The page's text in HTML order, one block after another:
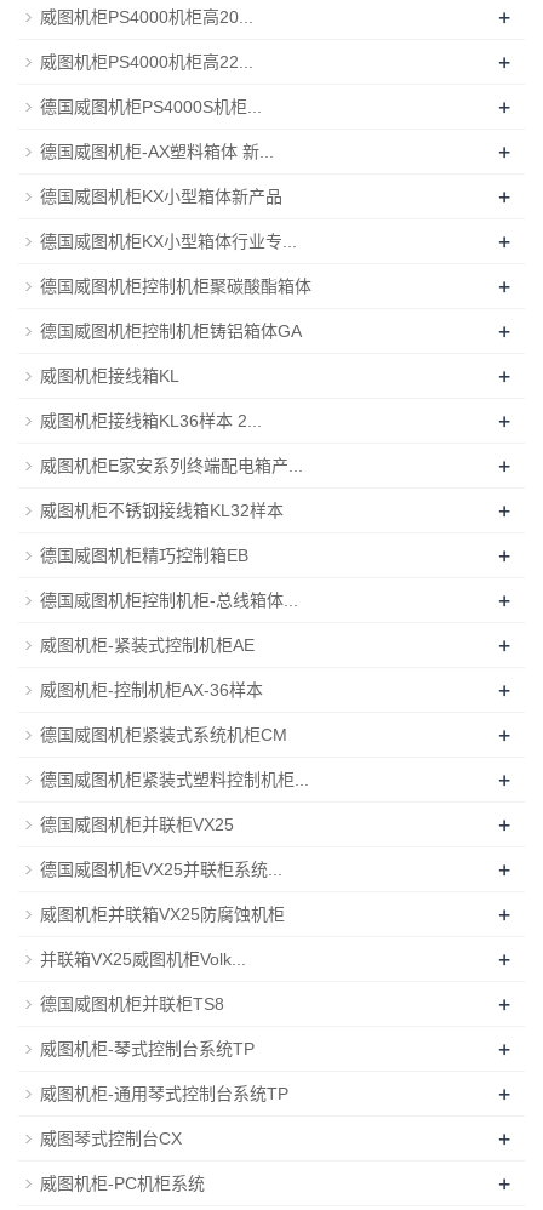
威图机柜PS4000机柜高20... +
威图机柜PS4000机柜高22... +
德国威图机柜PS4000S机柜... +
德国威图机柜-AX塑料箱体 新... +
德国威图机柜KX小型箱体新产品 +
德国威图机柜KX小型箱体行业专... +
德国威图机柜控制机柜聚碳酸酯箱体 +
德国威图机柜控制机柜铸铝箱体GA +
威图机柜接线箱KL +
威图机柜接线箱KL36样本 2... +
威图机柜E家安系列终端配电箱产... +
威图机柜不锈钢接线箱KL32样本 +
德国威图机柜精巧控制箱EB +
德国威图机柜控制机柜-总线箱体... +
威图机柜-紧装式控制机柜AE +
威图机柜-控制机柜AX-36样本 +
德国威图机柜紧装式系统机柜CM +
德国威图机柜紧装式塑料控制机柜... +
德国威图机柜并联柜VX25 +
德国威图机柜VX25并联柜系统... +
威图机柜并联箱VX25防腐蚀机柜 +
并联箱VX25威图机柜Volk... +
德国威图机柜并联柜TS8 +
威图机柜-琴式控制台系统TP +
威图机柜-通用琴式控制台系统TP +
威图琴式控制台CX +
威图机柜-PC机柜系统 +